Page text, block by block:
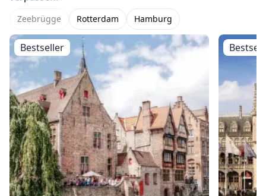
Zeebrügge Rotterdam Hamburg
Bestseller